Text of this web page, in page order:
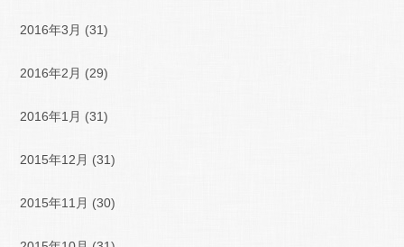
2016年3月 (31)
2016年2月 (29)
2016年1月 (31)
2015年12月 (31)
2015年11月 (30)